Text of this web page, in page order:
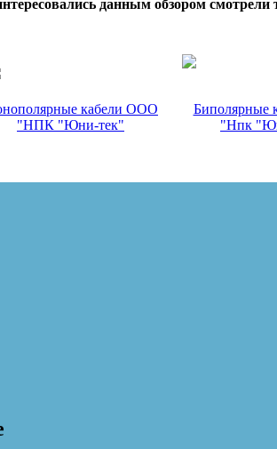
данным обзором смотрели
кабели ООО
"НПК "Юни-тек"
Биполярные
"Нпк